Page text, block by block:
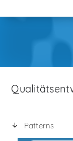
Patterns